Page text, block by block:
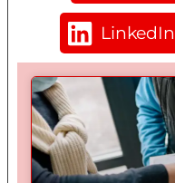
LinkedIn